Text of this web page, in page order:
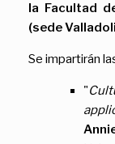
la Facultad
(sede
Se impartirán
"